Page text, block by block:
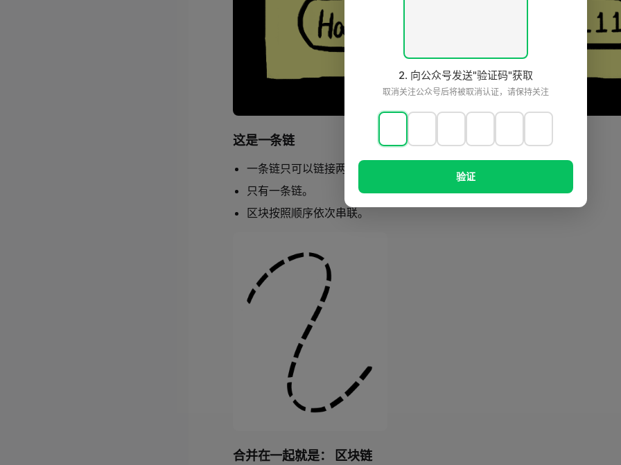
这是一条链
一条链只可以链接两个区块。
只有一条链。
区块按照顺序依次串联。
合并在一起就是： 区块链
2. 向公众号发送"验证码"获取
取消关注公众号后将被取消认证，请保持关注
验证